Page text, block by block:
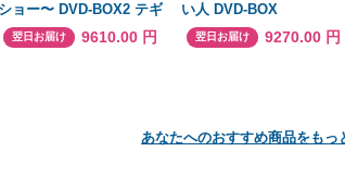
ショー〜 DVD-BOX2 テギ
ョン
翌日お届け 9610.00 円
い人 DVD-BOX
翌日お届け 9270.00 円
あなたへのおすすめ商品をもっ